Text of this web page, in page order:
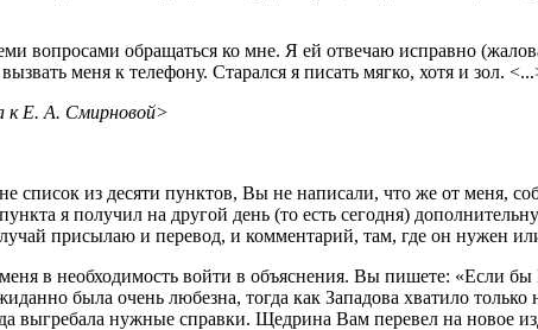
вопросами обращаться ко мне. Я ей отвечаю исправно
меня к телефону. Старался я писать мягко, хотя и зол.
к Е. А. Смирновой>
из десяти пунктов, Вы не написали, что же от меня,
я получил на другой день (то есть сегодня)
присылаю и перевод, и комментарий, там, где он нужен
в необходимость войти в объяснения. Вы пишете: «Если
была очень любезна, тогда как Западова хватило только
выгребала нужные справки. Щедрина Вам перевел на новое